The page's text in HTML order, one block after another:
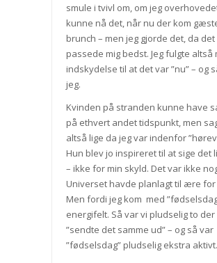
smule i tvivl om, om jeg
kunne nå det, når nu der kom
brunch – men jeg gjorde det, da det
passede mig bedst. Jeg fulgte altså
indskydelse til at det var ”nu” – og
jeg.
Kvinden på stranden kunne have
på ethvert andet tidspunkt, men
altså lige da jeg var indenfor
Hun blev jo inspireret til at sige det
– ikke for min skyld. Det var ikke
Universet havde planlagt til ære for
Men fordi jeg kom med
energifelt. Så var vi pludselig to der
”sendte det samme ud” – og så var
”fødselsdag” pludselig ekstra aktivt.